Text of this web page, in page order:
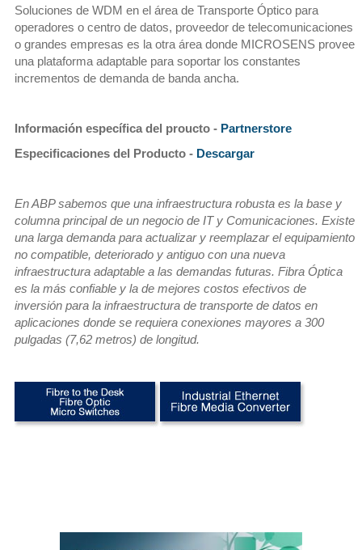
Soluciones de WDM en el área de Transporte Óptico para
operadores o centro de datos, proveedor de telecomunicaciones
o grandes empresas es la otra área donde MICROSENS provee
una plataforma adaptable para soportar los constantes
incrementos de demanda de banda ancha.
Información específica del proucto - Partnerstore
Especificaciones del Producto - Descargar
En ABP sabemos que una infraestructura robusta es la base y
columna principal de un negocio de IT y Comunicaciones. Existe
una larga demanda para actualizar y reemplazar el equipamiento
no compatible, deteriorado y antiguo con una nueva
infraestructura adaptable a las demandas futuras. Fibra Óptica
es la más confiable y la de mejores costos efectivos de
inversión para la infraestructura de transporte de datos en
aplicaciones donde se requiera conexiones mayores a 300
pulgadas (7,62 metros) de longitud.